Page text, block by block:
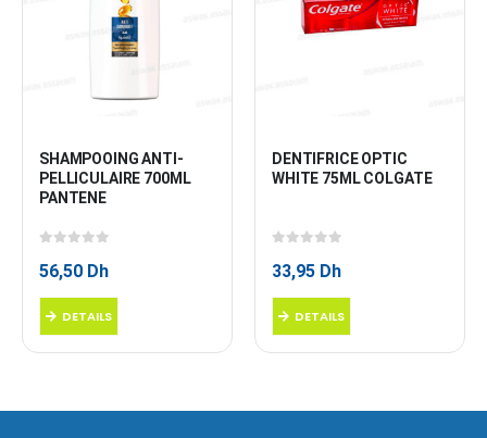
SHAMPOOING ANTI-
PELLICULAIRE 700ML
PANTENE
56,50 Dh
DETAILS
DENTIFRICE OPTIC
WHITE 75ML COLGATE
33,95 Dh
DETAILS